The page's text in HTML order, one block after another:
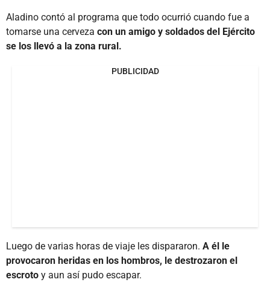
Aladino contó al programa que todo ocurrió cuando fue a
tomarse una cerveza con un amigo y soldados del Ejército
se los llevó a la zona rural.
PUBLICIDAD
Luego de varias horas de viaje les dispararon. A él le
provocaron heridas en los hombros, le destrozaron el
escroto y aun así pudo escapar.